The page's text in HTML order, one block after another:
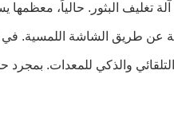
عن طريق الشاشة اللمسية. في
التلقائي والذكي للمعدات.